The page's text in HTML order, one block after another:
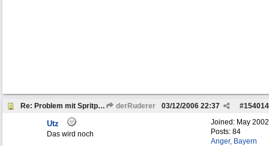
Re: Problem mit Spritpumpe / Gasannahme derRuderer #154014
03/12/2006 22:37
Joined: May 2002
Posts: 84
Anger, Bayern
Utz
Das wird noch